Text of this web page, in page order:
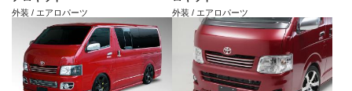
外装 / エアロパーツ 外装 / エアロパーツ